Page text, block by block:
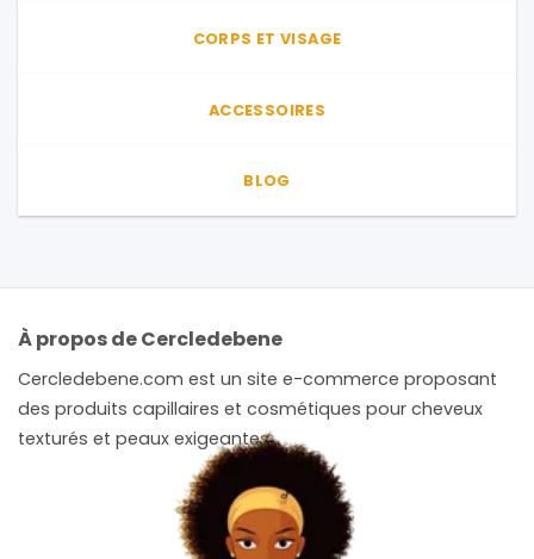
CORPS ET VISAGE
ACCESSOIRES
BLOG
À propos de Cercledebene
Cercledebene.com est un site e-commerce proposant
des produits capillaires et cosmétiques pour cheveux
texturés et peaux exigeantes.